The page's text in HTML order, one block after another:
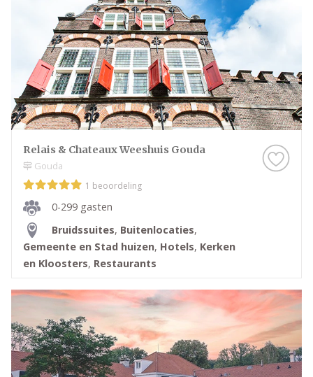
Relais & Chateaux Weeshuis Gouda
Gouda
1 beoordeling
0-299 gasten
Bruidssuites, Buitenlocaties,
Gemeente en Stad huizen, Hotels, Kerken
en Kloosters, Restaurants